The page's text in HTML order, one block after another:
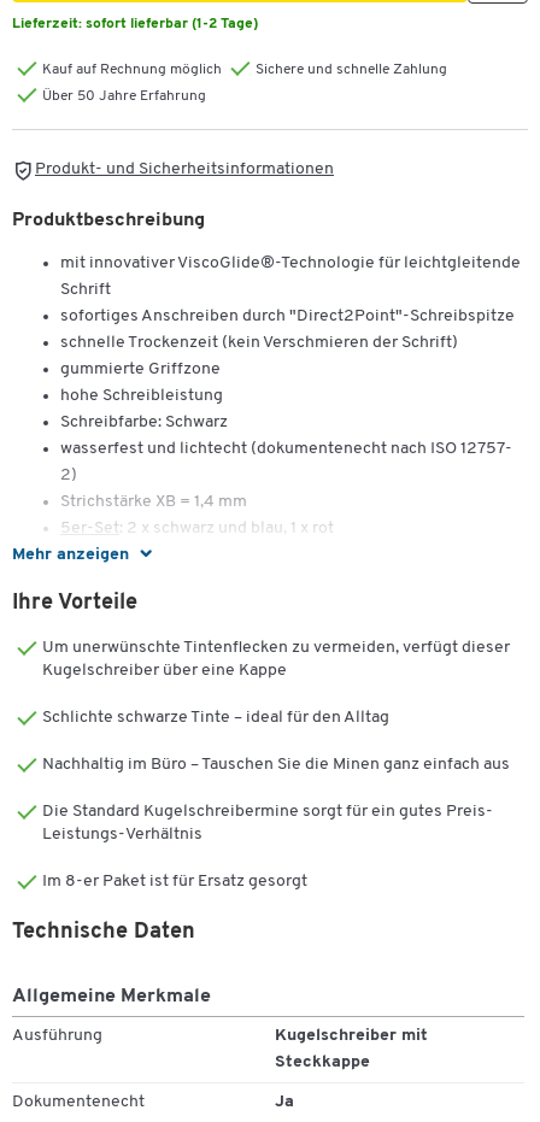
Lieferzeit: sofort lieferbar (1-2 Tage)
Kauf auf Rechnung möglich
Sichere und schnelle Zahlung
Über 50 Jahre Erfahrung
Produkt- und Sicherheitsinformationen
Mehr anzeigen
Produktbeschreibung
mit innovativer ViscoGlide®-Technologie für leichtgleitende
Schrift
sofortiges Anschreiben durch "Direct2Point"-Schreibspitze
schnelle Trockenzeit (kein Verschmieren der Schrift)
gummierte Griffzone
hohe Schreibleistung
Schreibfarbe: Schwarz
wasserfest und lichtecht (dokumentenecht nach ISO 12757-
2)
Strichstärke XB = 1,4 mm
5er-Set: 2 x schwarz und blau, 1 x rot
8er-Set: farbsortiert
Ihre Vorteile
Um unerwünschte Tintenflecken zu vermeiden, verfügt dieser
Kugelschreiber über eine Kappe
Schlichte schwarze Tinte – ideal für den Alltag
Nachhaltig im Büro – Tauschen Sie die Minen ganz einfach aus
Die Standard Kugelschreibermine sorgt für ein gutes Preis-
Leistungs-Verhältnis
Im 8-er Paket ist für Ersatz gesorgt
Technische Daten
Allgemeine Merkmale
Ausführung
Kugelschreiber mit
Steckkappe
Dokumentenecht Ja